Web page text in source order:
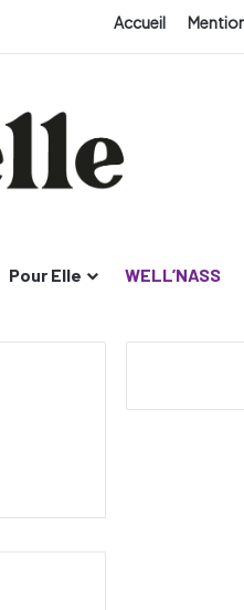
Accueil
Pour Elle WELL’NASS